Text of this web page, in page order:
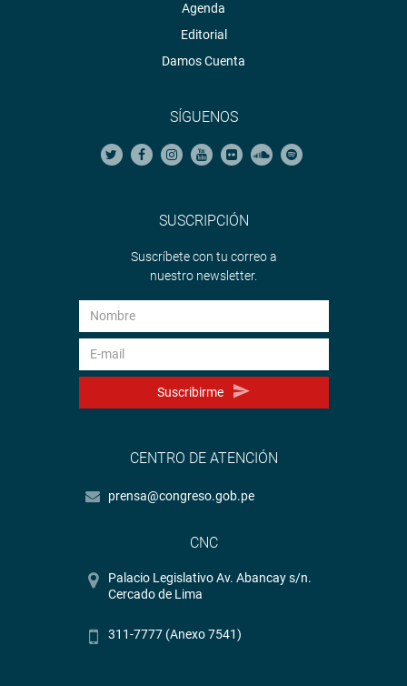
Agenda
Editorial
Damos Cuenta
SÍGUENOS
SUSCRIPCIÓN
Suscríbete con tu correo a
nuestro newsletter.
Suscribirme
CENTRO DE ATENCIÓN
prensa@congreso.gob.pe
CNC
Palacio Legislativo Av. Abancay s/n.
Cercado de Lima
311-7777 (Anexo 7541)